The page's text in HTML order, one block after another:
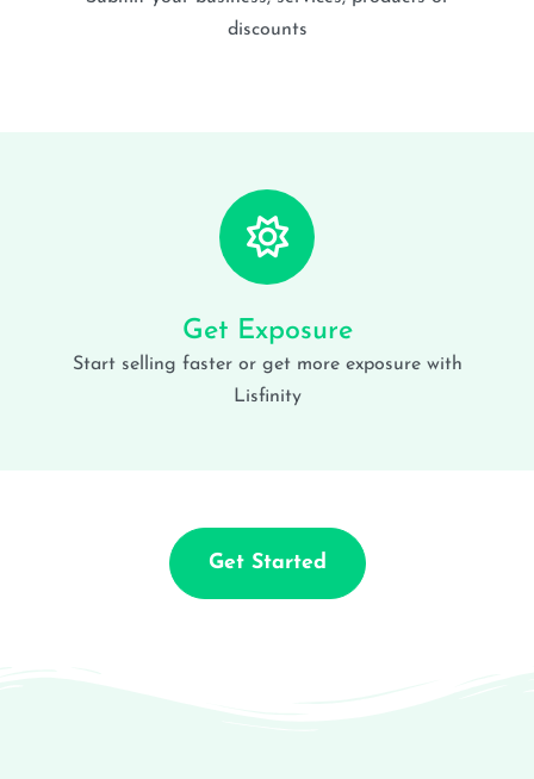
discounts
Get Exposure
Start selling faster or get more exposure with
Lisfinity
Get Started